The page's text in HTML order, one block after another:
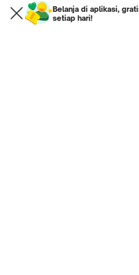
Belanja di aplikasi,
setiap hari!